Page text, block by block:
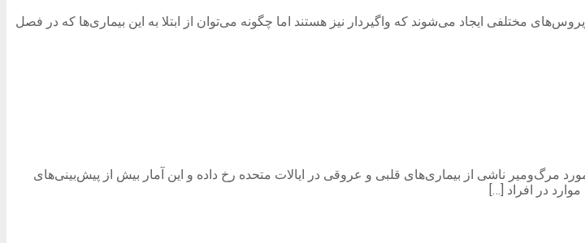
مختلفی ایجاد می‌شوند که واگیردار نیز هستند اما چگونه می‌توان از ابتلا به این بیماری‌ها که در فصل
آماری نشان می‌دهد که در طول ۲ سال اول همه‌گیری کرونا، حدود ۹۰ هزار مورد مرگ‌ومیر ناشی از بیماری‌های قلبی و عروقی در ایالات متحده رخ داده و این آمار بیش از پیش‌بینی‌های
در افراد […]